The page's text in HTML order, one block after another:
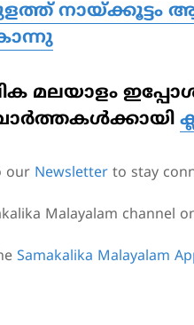
നായ്ക്കൂട്ടം
മലയാളം
our Newsletter to stay
Malayalam channel
Samakalika Malayalam